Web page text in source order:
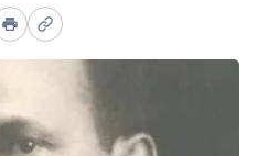
PrintCopy link